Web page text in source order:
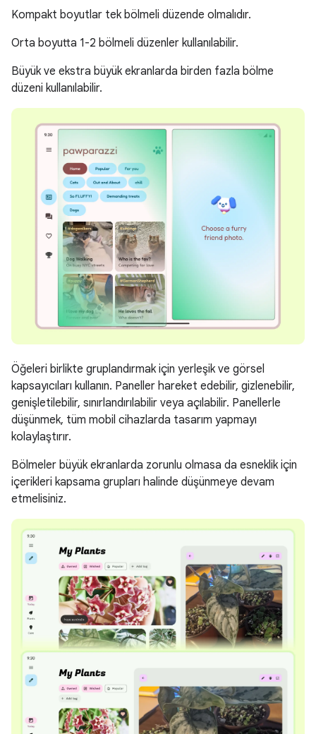
Kompakt boyutlar tek bölmeli düzende olmalıdır.
Orta boyutta 1-2 bölmeli düzenler kullanılabilir.
Büyük ve ekstra büyük ekranlarda birden fazla bölme
düzeni kullanılabilir.
Öğeleri birlikte gruplandırmak için yerleşik ve görsel
kapsayıcıları kullanın. Paneller hareket edebilir, gizlenebilir,
genişletilebilir, sınırlandırılabilir veya açılabilir. Panellerle
düşünmek, tüm mobil cihazlarda tasarım yapmayı
kolaylaştırır.
Bölmeler büyük ekranlarda zorunlu olmasa da esneklik için
içerikleri kapsama grupları halinde düşünmeye devam
etmelisiniz.